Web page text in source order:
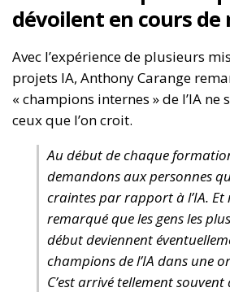
dévoilent en cours de
Avec l’expérience de plusieurs
projets IA, Anthony Carange
« champions internes » de l’IA
ceux que l’on croit.
Au début de chaque
demandons aux personnes
craintes par rapport à l’IA. Et
remarqué que les gens les
début deviennent
champions de l’IA dans une
C’est arrivé tellement souvent